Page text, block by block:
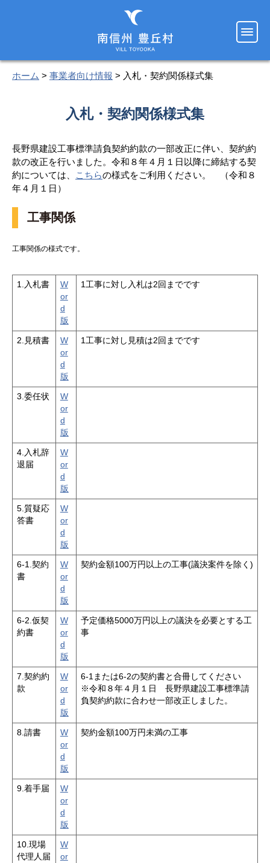
ホーム > 事業者向け情報 > 入札・契約関係様式集
入札・契約関係様式集
長野県建設工事標準請負契約約款の一部改正に伴い、契約約
款の改正を行いました。令和８年４月１日以降に締結する契
約については、
こちらの様式をご利用ください。 （令和８
年４月１日）
工事関係
工事関係の様式です。
1.入札書
W
or
d
版
1工事に対し入札は2回までです
2.見積書
W
or
d
版
1工事に対し見積は2回までです
3.委任状
W
or
d
版
4.入札辞
退届
W
or
d
版
5.質疑応
答書
W
or
d
版
6-1.契約
書
W
or
d
版
契約金額100万円以上の工事(議決案件を除く)
6-2.仮契
約書
W
or
d
版
予定価格5000万円以上の議決を必要とする工
事
7.契約約
款
W
or
d
版
6-1または6-2の契約書と合冊してください
※令和８年４月１日 長野県建設工事標準請
負契約約款に合わせ一部改正しました。
8.請書
W
or
d
版
契約金額100万円未満の工事
9.着手届
W
or
d
版
10.現場
代理人届
W
or